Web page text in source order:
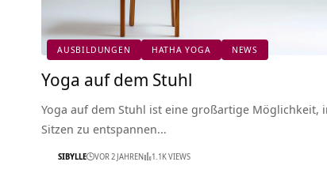
AUSBILDUNGEN HATHA YOGA NEWS
Yoga auf dem Stuhl
Yoga auf dem Stuhl ist eine großartige Möglichkeit,
Sitzen zu entspannen…
SIBYLLE VOR 2 JAHREN 1.1K VIEWS